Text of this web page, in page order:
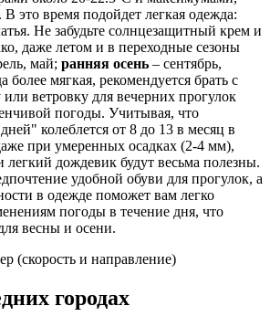
это время подойдет легкая одежда:
Не забудьте солнцезащитный крем и
даже летом и в переходные сезоны
май; ранняя осень – сентябрь,
более мягкая, рекомендуется брать с
ветровку для вечерних прогулок
погоды. Учитывая, что
колеблется от 8 до 13 в месяц в
при умеренных осадках (2-4 мм),
дождевик будут весьма полезны.
удобной обуви для прогулок, а
в одежде поможет вам легко
погоды в течение дня, что
весны и осени.
(скорость и направление)
городах